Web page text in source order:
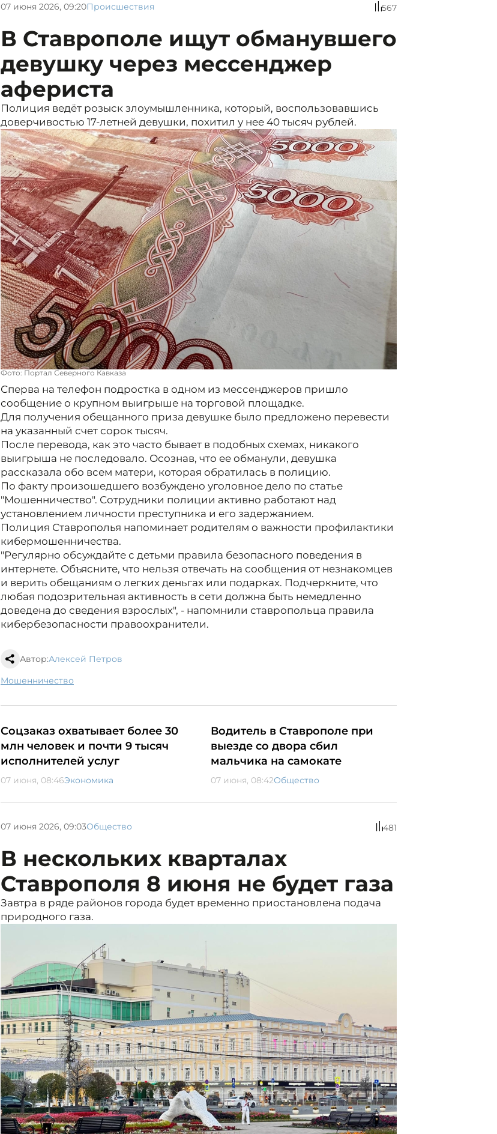
07 июня 2026, 09:20Происшествия 567
В Ставрополе ищут обманувшего
девушку через мессенджер
афериста
Полиция ведёт розыск злоумышленника, который, воспользовавшись
доверчивостью 17-летней девушки, похитил у нее 40 тысяч рублей.
Фото: Портал Северного Кавказа
Сперва на телефон подростка в одном из мессенджеров пришло
сообщение о крупном выигрыше на торговой площадке.
Для получения обещанного приза девушке было предложено перевести
на указанный счет сорок тысяч.
После перевода, как это часто бывает в подобных схемах, никакого
выигрыша не последовало. Осознав, что ее обманули, девушка
рассказала обо всем матери, которая обратилась в полицию.
По факту произошедшего возбуждено уголовное дело по статье
"Мошенничество". Сотрудники полиции активно работают над
установлением личности преступника и его задержанием.
Полиция Ставрополья напоминает родителям о важности профилактики
кибермошенничества.
"Регулярно обсуждайте с детьми правила безопасного поведения в
интернете. Объясните, что нельзя отвечать на сообщения от незнакомцев
и верить обещаниям о легких деньгах или подарках. Подчеркните, что
любая подозрительная активность в сети должна быть немедленно
доведена до сведения взрослых", - напомнили ставропольца правила
кибербезопасности правоохранители.
Автор:Алексей Петров
мошенничество
Соцзаказ охватывает более 30
млн человек и почти 9 тысяч
исполнителей услуг
07 июня, 08:46Экономика
Водитель в Ставрополе при
выезде со двора сбил
мальчика на самокате
07 июня, 08:42Общество
07 июня 2026, 09:03Общество 481
В нескольких кварталах
Ставрополя 8 июня не будет газа
Завтра в ряде районов города будет временно приостановлена подача
природного газа.